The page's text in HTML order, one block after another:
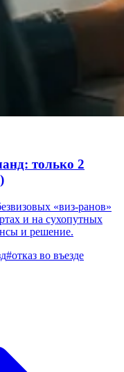
только 2
«виз-ранов»
и на сухопутных
и решение.
#отказ во въезде